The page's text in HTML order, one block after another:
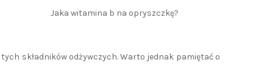
Jaka witamina b na opryszczkę?
składników odżywczych. Warto jednak pamiętać o